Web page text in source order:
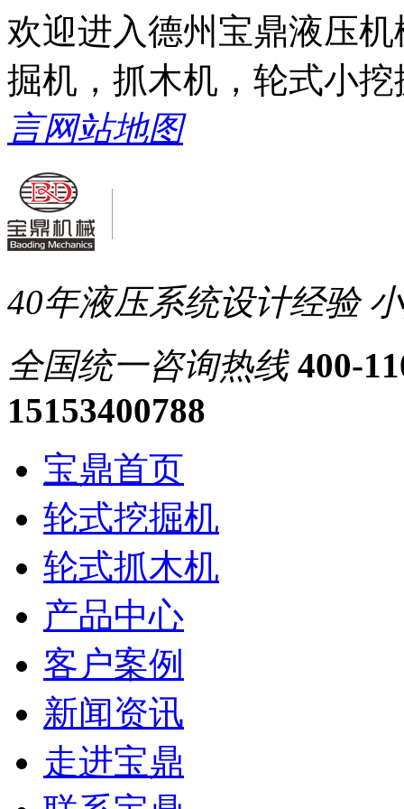
欢迎进入德州宝鼎液压
掘机，抓木机，轮式小
言网站地图
40年液压系统设计经验
全国统一咨询热线 400-
15153400788
宝鼎首页
轮式挖掘机
轮式抓木机
产品中心
客户案例
新闻资讯
走进宝鼎